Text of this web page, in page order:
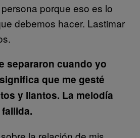
porque eso es lo
debemos hacer. Lastimar
separaron cuando yo
que me gesté
y llantos. La melodía